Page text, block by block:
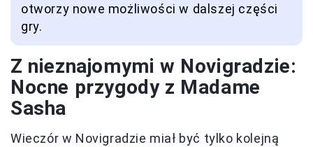
otworzy nowe możliwości w dalszej części
gry.
Z nieznajomymi w Novigradzie:
Nocne przygody z Madame
Sasha
Wieczór w Novigradzie miał być tylko kolejną